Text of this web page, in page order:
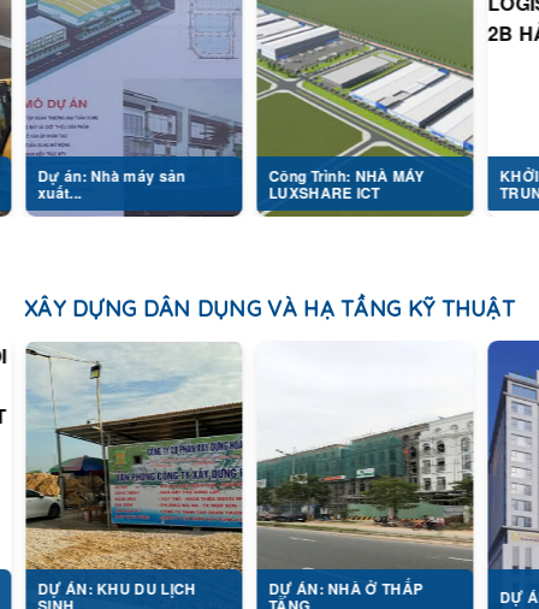
Nhà máy sản Công Trình: NHÀ MÁY
LUXSHARE ICT
KHỞI CÔNG DỰ
TRUNG TÂM...
XÂY DỰNG DÂN DỤNG VÀ HẠ TẦNG KỸ THUẬT
KHU DU LỊCH DỰ ÁN: NHÀ Ở THẤP DỰ ÁN: TỔ HỢP